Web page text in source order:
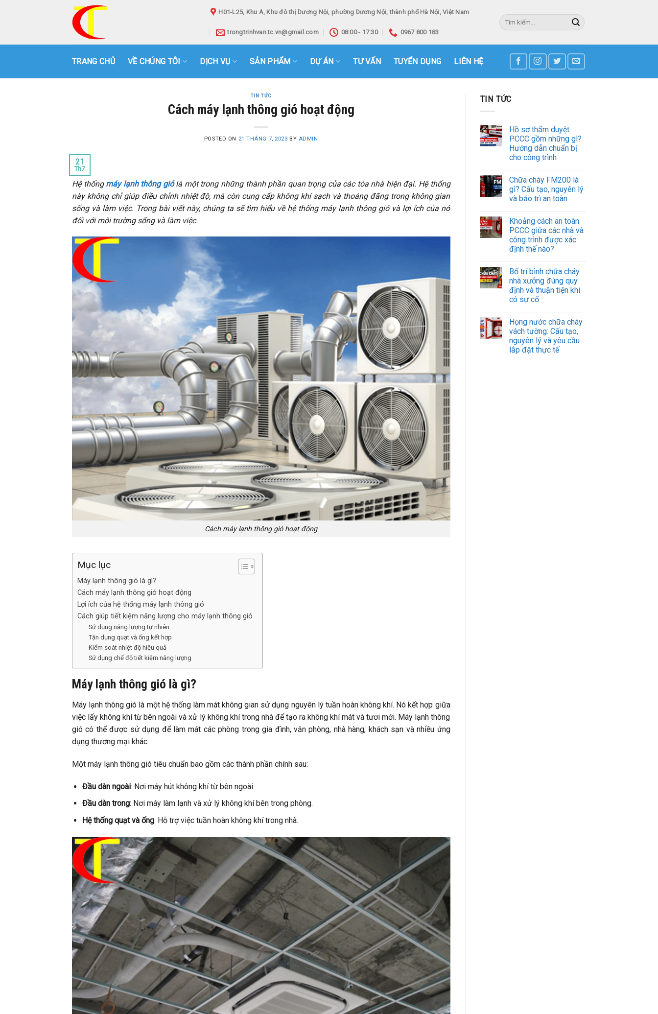
H01-L25, Khu A, Khu đô thị Dương Nội, phường Dương Nội, thành phố Hà Nội, Việt Nam
trongtrinhvan.tc.vn@gmail.com 08:00 - 17:30 0967 800 183
Tìm
kiếm:
TRANG CHỦ VỀ CHÚNG TÔI DỊCH VỤ SẢN PHẨM DỰ ÁN TƯ VẤN TUYỂN DỤNG LIÊN HỆ
TIN TỨC
Cách máy lạnh thông gió hoạt động
POSTED ON 21 THÁNG 7, 2023 BY ADMIN
21
Th7
Hệ thống máy lạnh thông giólà một trong những thành phần quan trọng của các tòa nhà hiện đại. Hệ thống
này không chỉ giúp điều chỉnh nhiệt độ, mà còn cung cấp không khí sạch và thoáng đãng trong không gian
sống và làm việc. Trong bài viết này, chúng ta sẽ tìm hiểu về hệ thống máy lạnh thông gió và lợi ích của nó
đối với môi trường sống và làm việc.
Cách máy lạnh thông gió hoạt động
Mục lục
Máy lạnh thông gió là gì?
Cách máy lạnh thông gió hoạt động
Lợi ích của hệ thống máy lạnh thông gió
Cách giúp tiết kiệm năng lượng cho máy lạnh thông gió
Sử dụng năng lượng tự nhiên
Tận dụng quạt và ống kết hợp
Kiểm soát nhiệt độ hiệu quả
Sử dụng chế độ tiết kiệm năng lượng
Máy lạnh thông gió là gì?
Máy lạnh thông gió là một hệ thống làm mát không gian sử dụng nguyên lý tuần hoàn không khí. Nó kết hợp giữa
việc lấy không khí từ bên ngoài và xử lý không khí trong nhà để tạo ra không khí mát và tươi mới. Máy lạnh thông
gió có thể được sử dụng để làm mát các phòng trong gia đình, văn phòng, nhà hàng, khách sạn và nhiều ứng
dụng thương mại khác.
Một máy lạnh thông gió tiêu chuẩn bao gồm các thành phần chính sau:
Đầu dàn ngoài: Nơi máy hút không khí từ bên ngoài.
Đầu dàn trong: Nơi máy làm lạnh và xử lý không khí bên trong phòng.
Hệ thống quạt và ống: Hỗ trợ việc tuần hoàn không khí trong nhà.
TIN TỨC
Hồ sơ thẩm duyệt
PCCC gồm những gì?
Hướng dẫn chuẩn bị
cho công trình
Chữa cháy FM200 là
gì? Cấu tạo, nguyên lý
và bảo trì an toàn
Khoảng cách an toàn
PCCC giữa các nhà và
công trình được xác
định thế nào?
Bố trí bình chữa cháy
nhà xưởng đúng quy
định và thuận tiện khi
có sự cố
Họng nước chữa cháy
vách tường: Cấu tạo,
nguyên lý và yêu cầu
lắp đặt thực tế